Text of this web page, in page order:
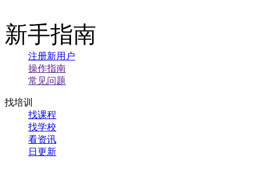
新手指南
注册新用户
操作指南
常见问题
找培训
找课程
找学校
看资讯
日更新